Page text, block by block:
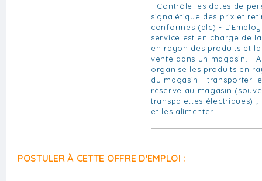
- Contrôle les dates de
signalétique des prix et
conformes (dlc) -
service est en charge de
en rayon des produits et
vente dans un magasin. -
organise les produits en
du magasin - transporter
réserve au magasin
transpalettes électriques)
et les alimenter
POSTULER À CETTE OFFRE D'EMPLOI :